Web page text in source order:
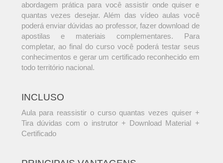
abordagem prática para você assistir onde quiser e
quantas vezes desejar. Além das vídeo aulas você
poderá enviar dúvidas ao professor, fazer download de
apostilas e materiais complementares. Para
completar, ao final do curso você poderá testar seus
conhecimentos e gerar um certificado reconhecido em
todo território nacional.
INCLUSO
Aula para reassistir o curso quantas vezes quiser +
Tira dúvidas com o instrutor + Download Material +
Certificado